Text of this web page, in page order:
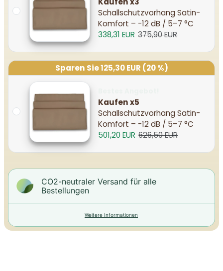
Schallschutzvorhang Satin-
Komfort – -12 dB / 5–7 °C
338,31 EUR 375,90 EUR
Sparen Sie 125,30 EUR (20 %)
Kaufen x5
Schallschutzvorhang Satin-
Komfort – -12 dB / 5–7 °C
501,20 EUR 626,50 EUR
CO2-neutraler Versand für alle
Bestellungen
Weitere Informationen